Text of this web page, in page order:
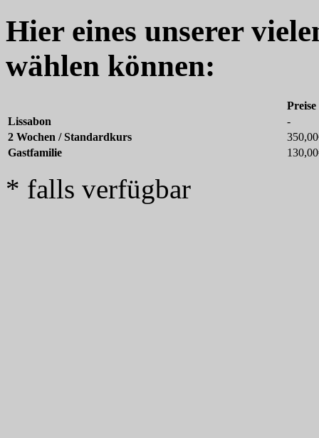
Hier eines unserer
wählen können:
Preise
Lissabon
-
2 Wochen / Standardkurs
Gastfamilie
* falls verfügbar